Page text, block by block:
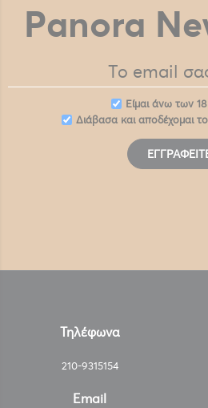
Panora
Eίμαι άνω των
Διάβασα και αποδέχομαι
Τηλέφωνα
210-9315154
Email